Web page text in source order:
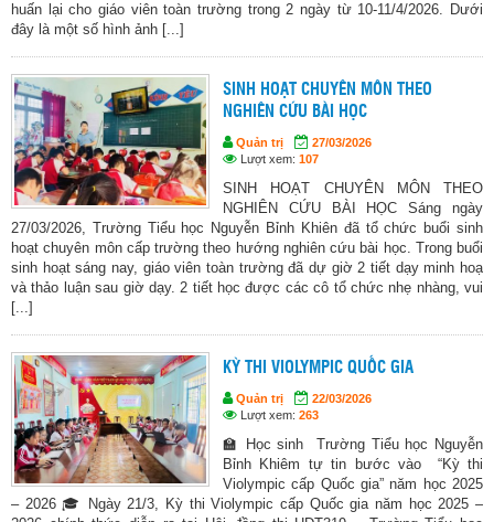
huấn lại cho giáo viên toàn trường trong 2 ngày từ 10-11/4/2026. Dưới
đây là một số hình ảnh [...]
SINH HOẠT CHUYÊN MÔN THEO
NGHIÊN CỨU BÀI HỌC
Quản trị
27/03/2026
Lượt xem: 107
SINH HOẠT CHUYÊN MÔN THEO
NGHIÊN CỨU BÀI HỌC Sáng ngày
27/03/2026, Trường Tiểu học Nguyễn Bỉnh Khiên đã tổ chức buổi sinh
hoạt chuyên môn cấp trường theo hướng nghiên cứu bài học. Trong buổi
sinh hoạt sáng nay, giáo viên toàn trường đã dự giờ 2 tiết dạy minh hoạ
và thảo luận sau giờ dạy. 2 tiết học được các cô tổ chức nhẹ nhàng, vui
[...]
KỲ THI VIOLYMPIC QUỐC GIA
Quản trị
22/03/2026
Lượt xem: 263
🏫 Học sinh Trường Tiểu học Nguyễn
Bỉnh Khiêm tự tin bước vào “Kỳ thi
Violympic cấp Quốc gia” năm học 2025
– 2026 🎓 Ngày 21/3, Kỳ thi Violympic cấp Quốc gia năm học 2025 –